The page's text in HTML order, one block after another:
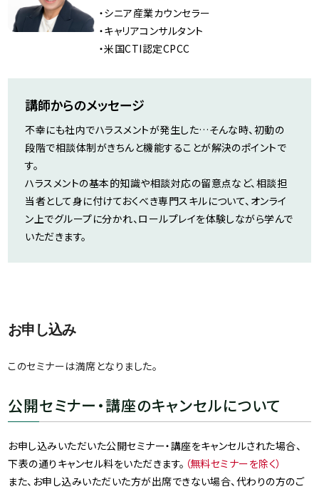
・シニア産業カウンセラー
・キャリアコンサルタント
・米国CTI認定CPCC
講師からのメッセージ
不幸にも社内でハラスメントが発生した…そんな時、初動の
段階で相談体制がきちんと機能することが解決のポイントで
す。
ハラスメントの基本的知識や相談対応の留意点など、相談担
当者として身に付けておくべき専門スキルについて、オンライ
ン上でグループに分かれ、ロールプレイを体験しながら学んで
いただきます。
お申し込み
このセミナーは満席となりました。
公開セミナー・講座のキャンセルについて
お申し込みいただいた公開セミナー・講座をキャンセルされた場合、
下表の通りキャンセル料をいただきます。 （無料セミナーを除く）
また、お申し込みいただいた方が出席できない場合、代わりの方のご